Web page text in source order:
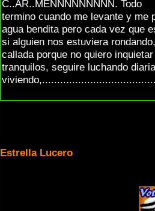
C..AR..MENNNNNNNNN. Todo
termino cuando me levante y me
agua bendita pero cada vez que
si alguien nos estuviera
callada porque no quiero
tranquilos, seguire luchando
Estrella Lucero